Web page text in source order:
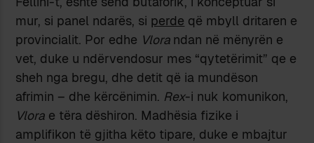
mur, si panel ndarës, si perde që mbyll dritaren e
provincialit. Por edhe Vlora ndan në mënyrën e
vet, duke u ndërvendosur mes “qytetërimit” qe e
sheh nga bregu, dhe detit që ia mundëson
afrimin – dhe kërcënimin. Rex-i nuk komunikon,
Vlora e tëra dëshiron. Madhësia fizike i
amplifikon të gjitha këto tipare, duke e mbajtur